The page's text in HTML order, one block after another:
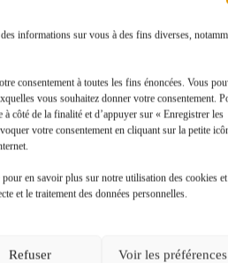
informations sur vous à des fins diverses,
consentement à toutes les fins énoncées. Vous
vous souhaitez donner votre consentement.
côté de la finalité et d’appuyer sur « Enregistrer les
votre consentement en cliquant sur la petite
en savoir plus sur notre utilisation des cookies et
et le traitement des données personnelles.
Refuser Voir les préférences